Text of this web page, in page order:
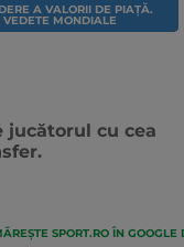
A VALORII DE PIAȚĂ.
VEDETE MONDIALE
jucătorul cu cea
SPORT.RO ÎN GOOGLE